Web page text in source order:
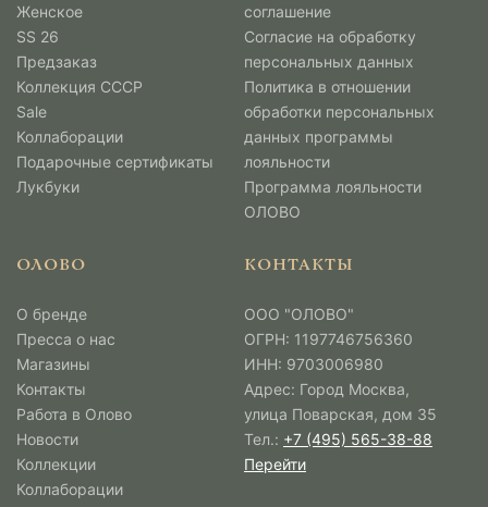
Женское
SS 26
Предзаказ
Коллекция СССР
Sale
Коллаборации
Подарочные сертификаты
Лукбуки
соглашение
Согласие на обработку
персональных данных
Политика в отношении
обработки персональных
данных программы
лояльности
Программа лояльности
ОЛОВО
ОЛОВО
О бренде
Пресса о нас
Магазины
Контакты
Работа в Олово
Новости
Коллекции
Коллаборации
КОНТАКТЫ
ООО "ОЛОВО"
ОГРН: 1197746756360
ИНН: 9703006980
Адрес: Город Москва,
улица Поварская, дом 35
Тел.: +7 (495) 565-38-88
Перейти